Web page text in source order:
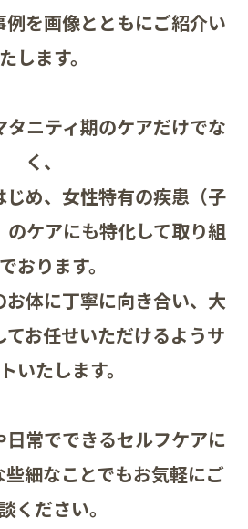
例を画像とともにご紹介い
たします。
タニティ期のケアだけでな
く、
め、女性特有の疾患（子
のケアにも特化して取り組
おります。
お体に丁寧に向き合い、大
お任せいただけるようサ
いたします。
常でできるセルフケアに
些細なことでもお気軽にご
ください。